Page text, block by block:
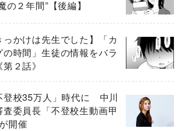
の２年間”【後編】
っかけは先生でした】「カ
の時間」生徒の情報をバラ
２話》
登校35万人」時代に 中川
委員長「不登校生動画甲
開催